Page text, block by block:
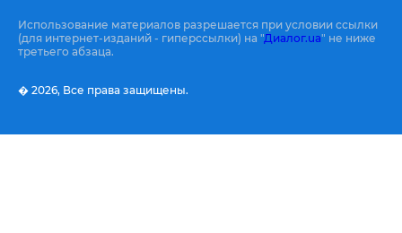
Использование материалов разрешается при условии ссылки
(для интернет-изданий - гиперссылки) на "Диалог.ua" не ниже
третьего абзаца.
� 2026, Все права защищены.